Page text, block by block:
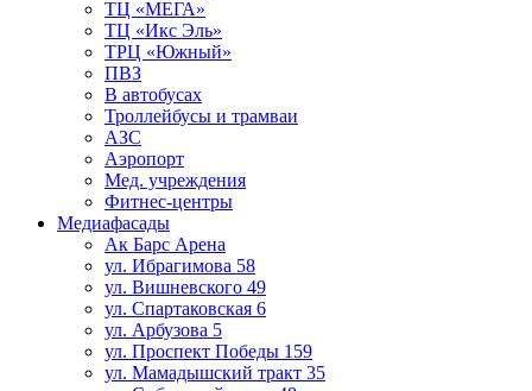
ТЦ «МЕГА»
ТЦ «Икс Эль»
ТРЦ «Южный»
ПВЗ
В автобусах
Троллейбусы и трамваи
АЗС
Аэропорт
Мед. учреждения
Фитнес-центры
Медиафасады
Ак Барс Арена
ул. Ибрагимова 58
ул. Вишневского 49
ул. Спартаковская 6
ул. Арбузова 5
ул. Проспект Победы 159
ул. Мамадышский тракт 35